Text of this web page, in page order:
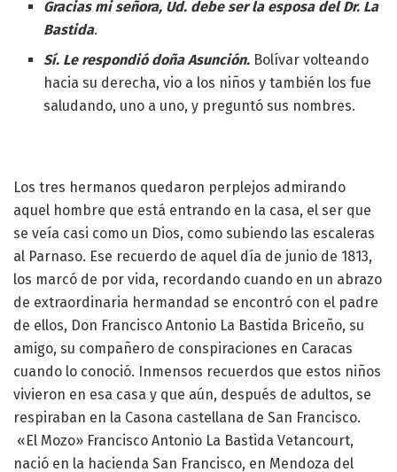
Gracias mi señora, Ud. debe ser la esposa del Dr. La
Bastida.
Sí. Le respondió doña Asunción. Bolívar volteando
hacia su derecha, vio a los niños y también los fue
saludando, uno a uno, y preguntó sus nombres.
Los tres hermanos quedaron perplejos admirando
aquel hombre que está entrando en la casa, el ser que
se veía casi como un Dios, como subiendo las escaleras
al Parnaso. Ese recuerdo de aquel día de junio de 1813,
los marcó de por vida, recordando cuando en un abrazo
de extraordinaria hermandad se encontró con el padre
de ellos, Don Francisco Antonio La Bastida Briceño, su
amigo, su compañero de conspiraciones en Caracas
cuando lo conoció. Inmensos recuerdos que estos niños
vivieron en esa casa y que aún, después de adultos, se
respiraban en la Casona castellana de San Francisco.
«El Mozo» Francisco Antonio La Bastida Vetancourt,
nació en la hacienda San Francisco, en Mendoza del